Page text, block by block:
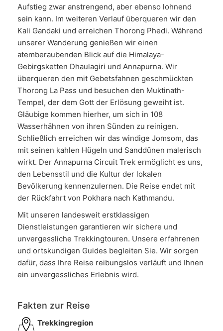
Aufstieg zwar anstrengend, aber ebenso lohnend
sein kann. Im weiteren Verlauf überqueren wir den
Kali Gandaki und erreichen Thorong Phedi. Während
unserer Wanderung genießen wir einen
atemberaubenden Blick auf die Himalaya-
Gebirgsketten Dhaulagiri und Annapurna. Wir
überqueren den mit Gebetsfahnen geschmückten
Thorong La Pass und besuchen den Muktinath-
Tempel, der dem Gott der Erlösung geweiht ist.
Gläubige kommen hierher, um sich in 108
Wasserhähnen von ihren Sünden zu reinigen.
Schließlich erreichen wir das windige Jomsom, das
mit seinen kahlen Hügeln und Sanddünen malerisch
wirkt. Der Annapurna Circuit Trek ermöglicht es uns,
den Lebensstil und die Kultur der lokalen
Bevölkerung kennenzulernen. Die Reise endet mit
der Rückfahrt von Pokhara nach Kathmandu.
Mit unseren landesweit erstklassigen
Dienstleistungen garantieren wir sichere und
unvergessliche Trekkingtouren. Unsere erfahrenen
und ortskundigen Guides begleiten Sie. Wir sorgen
dafür, dass Ihre Reise reibungslos verläuft und Ihnen
ein unvergessliches Erlebnis wird.
Fakten zur Reise
Trekkingregion